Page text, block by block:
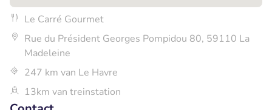
Le Carré Gourmet
Rue du Président Georges Pompidou 80, 59110 La
Madeleine
247 km van Le Havre
13km van treinstation